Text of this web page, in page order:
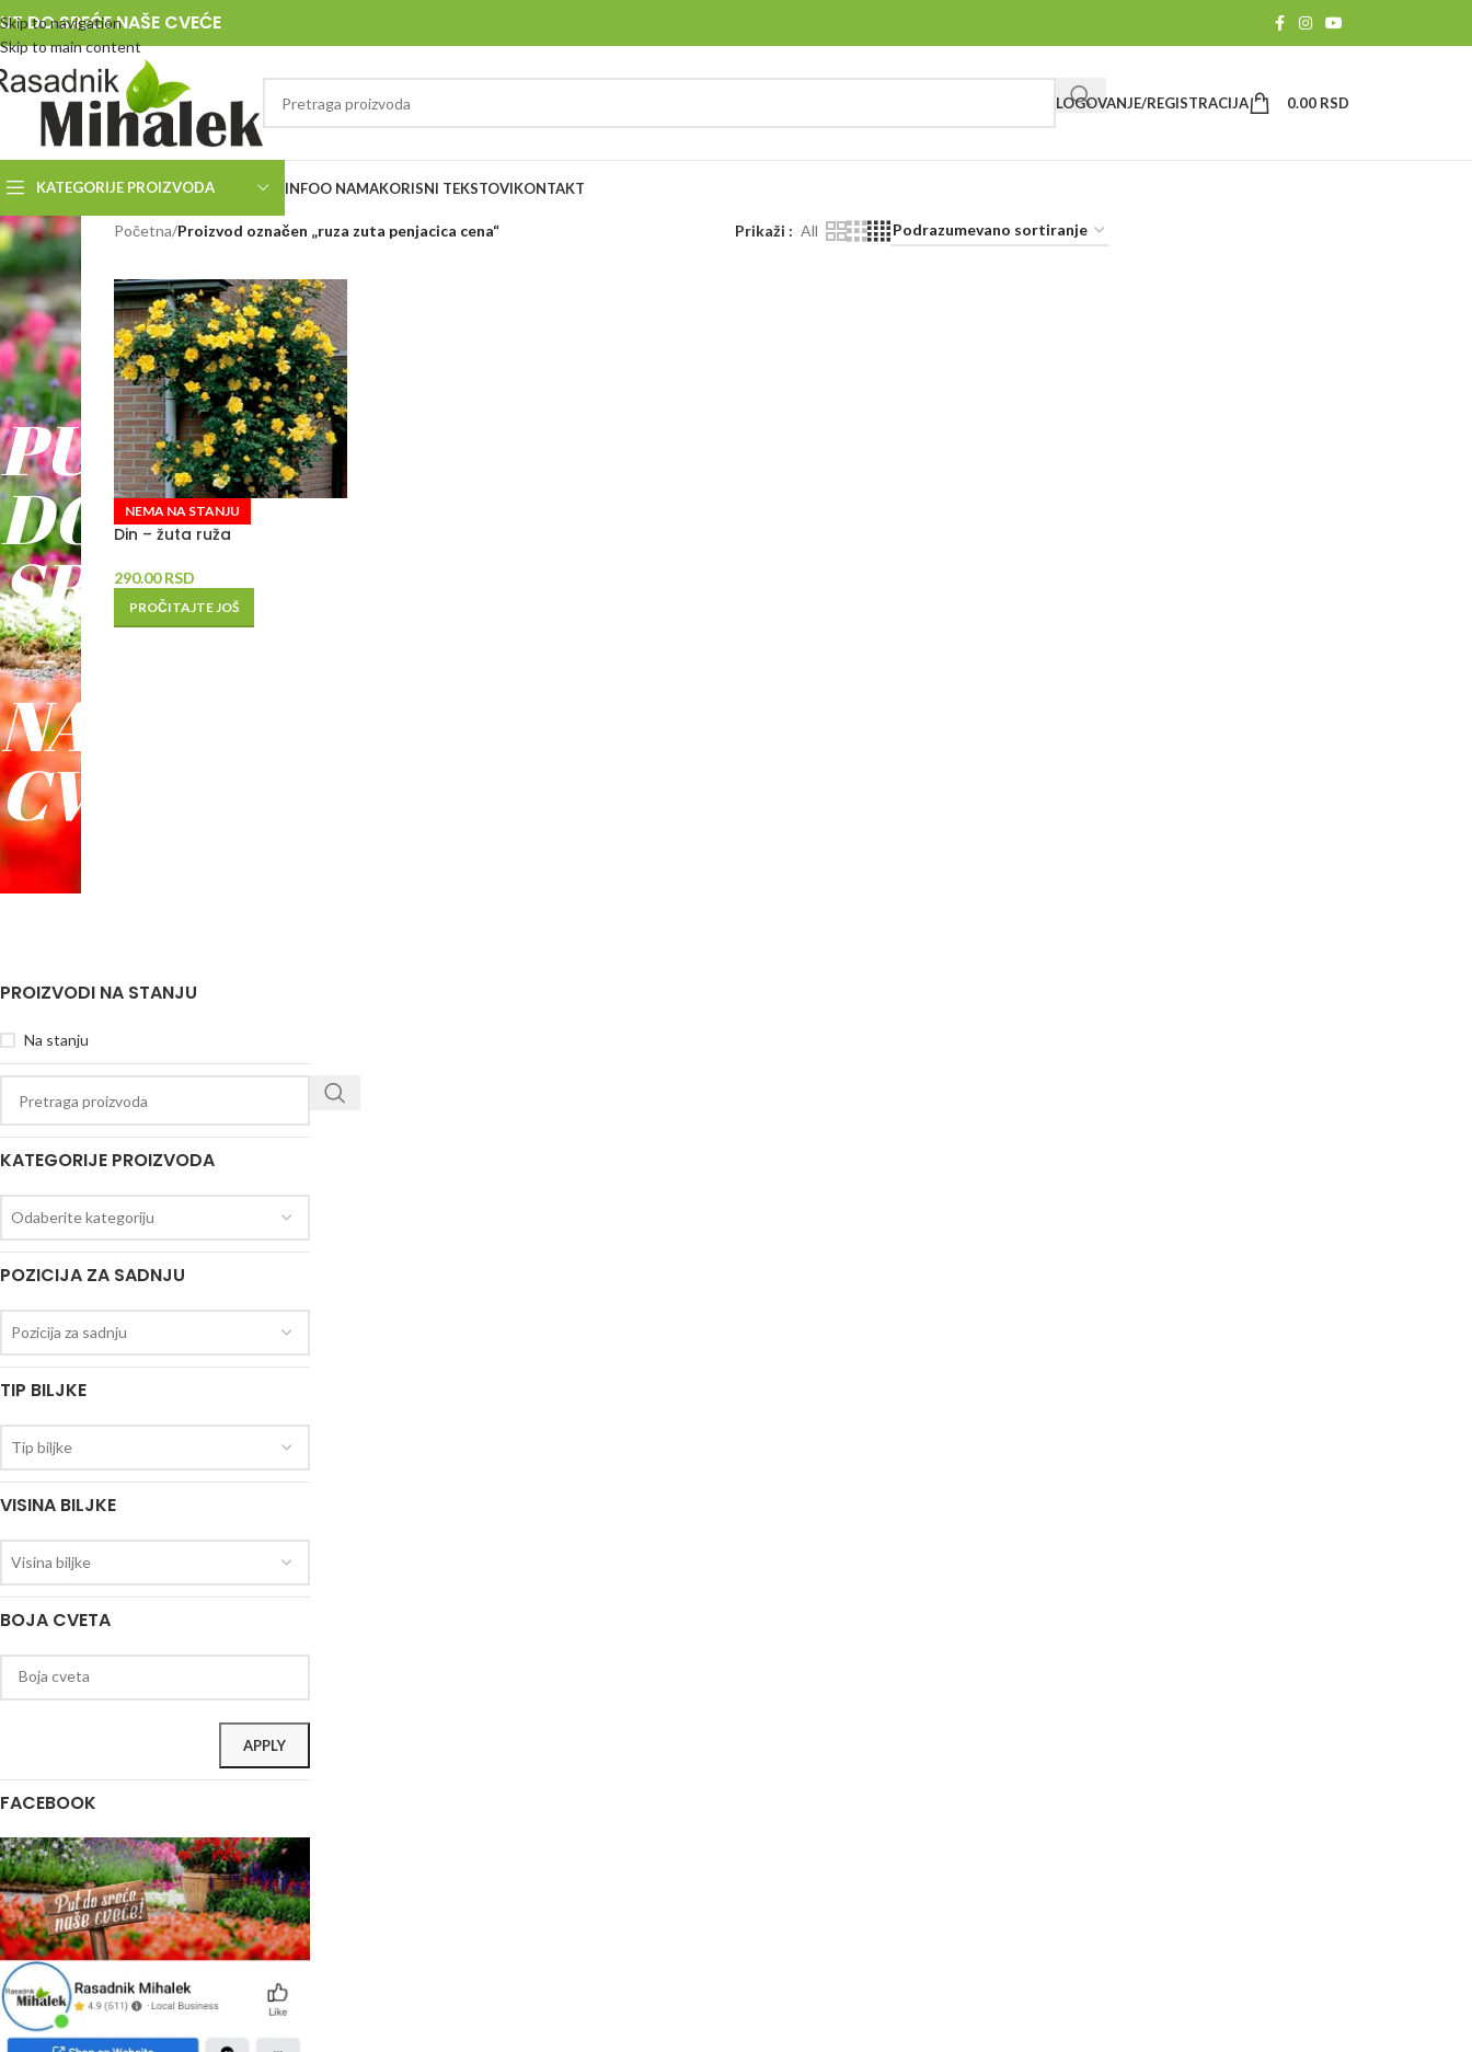
Skip to navigation
Skip to main content
DO SREĆE NAŠE CVEĆE
LOGOVANJE/REGISTRACIJA 0.00 RSD
KATEGORIJE PROIZVODA INFOO NAMAKORISNI TEKSTOVIKONTAKT
RASADNIK
MIHALEK
PUT
DO
SREĆE
-
NAŠE
CVEĆE
Početna/Proizvod označen „ruza zuta penjacica cena“ Prikaži All
NEMA NA STANJU
Din – žuta ruža
290.00RSD
PROČITAJTE JOŠ
PROIZVODI NA STANJU
Na stanju
KATEGORIJE PROIZVODA
Odaberite kategoriju
POZICIJA ZA SADNJU
Pozicija za sadnju
TIP BILJKE
Tip biljke
VISINA BILJKE
Visina biljke
BOJA CVETA
APPLY
FACEBOOK